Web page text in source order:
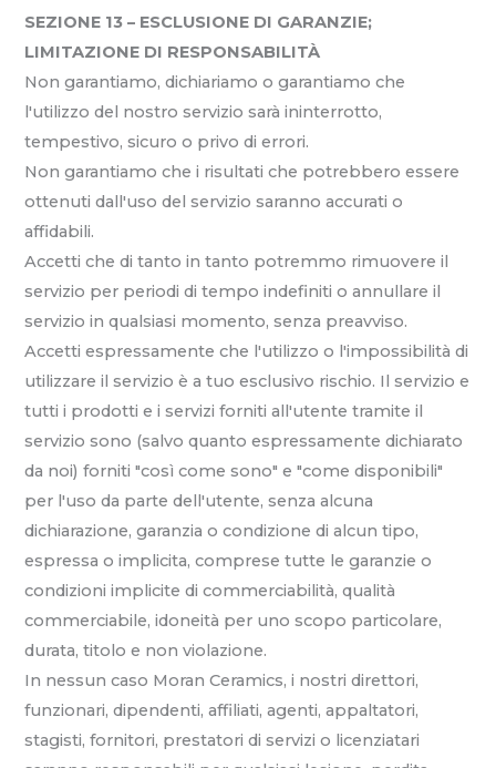
SEZIONE 13 – ESCLUSIONE DI GARANZIE;
LIMITAZIONE DI RESPONSABILITÀ
Non garantiamo, dichiariamo o garantiamo che
l'utilizzo del nostro servizio sarà ininterrotto,
tempestivo, sicuro o privo di errori.
Non garantiamo che i risultati che potrebbero essere
ottenuti dall'uso del servizio saranno accurati o
affidabili.
Accetti che di tanto in tanto potremmo rimuovere il
servizio per periodi di tempo indefiniti o annullare il
servizio in qualsiasi momento, senza preavviso.
Accetti espressamente che l'utilizzo o l'impossibilità di
utilizzare il servizio è a tuo esclusivo rischio. Il servizio e
tutti i prodotti e i servizi forniti all'utente tramite il
servizio sono (salvo quanto espressamente dichiarato
da noi) forniti "così come sono" e "come disponibili"
per l'uso da parte dell'utente, senza alcuna
dichiarazione, garanzia o condizione di alcun tipo,
espressa o implicita, comprese tutte le garanzie o
condizioni implicite di commerciabilità, qualità
commerciabile, idoneità per uno scopo particolare,
durata, titolo e non violazione.
In nessun caso Moran Ceramics, i nostri direttori,
funzionari, dipendenti, affiliati, agenti, appaltatori,
stagisti, fornitori, prestatori di servizi o licenziatari